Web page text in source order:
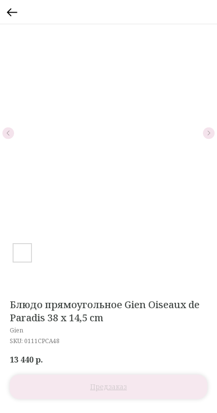
Блюдо прямоугольное Gien Oiseaux de
Paradis 38 x 14,5 cm
Gien
SKU: 0111CPCA48
13 440р.